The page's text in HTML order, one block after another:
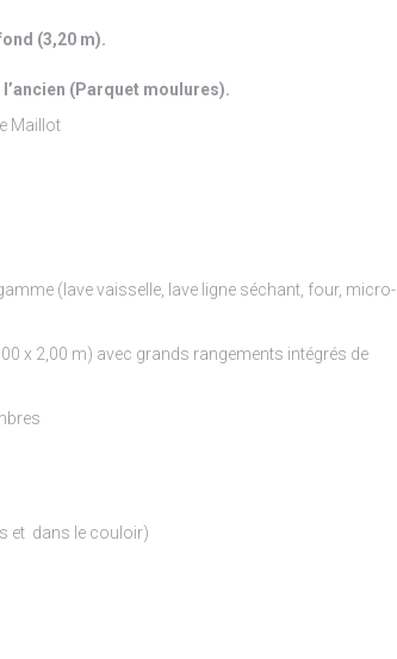
(3,20 m).
(Parquet moulures).
Maillot
(lave vaisselle, lave ligne séchant, four, micro-
x 2,00 m) avec grands rangements intégrés de
et dans le couloir)